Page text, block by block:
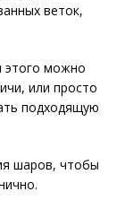
веток,
этого можно
или просто
подходящую
шаров, чтобы